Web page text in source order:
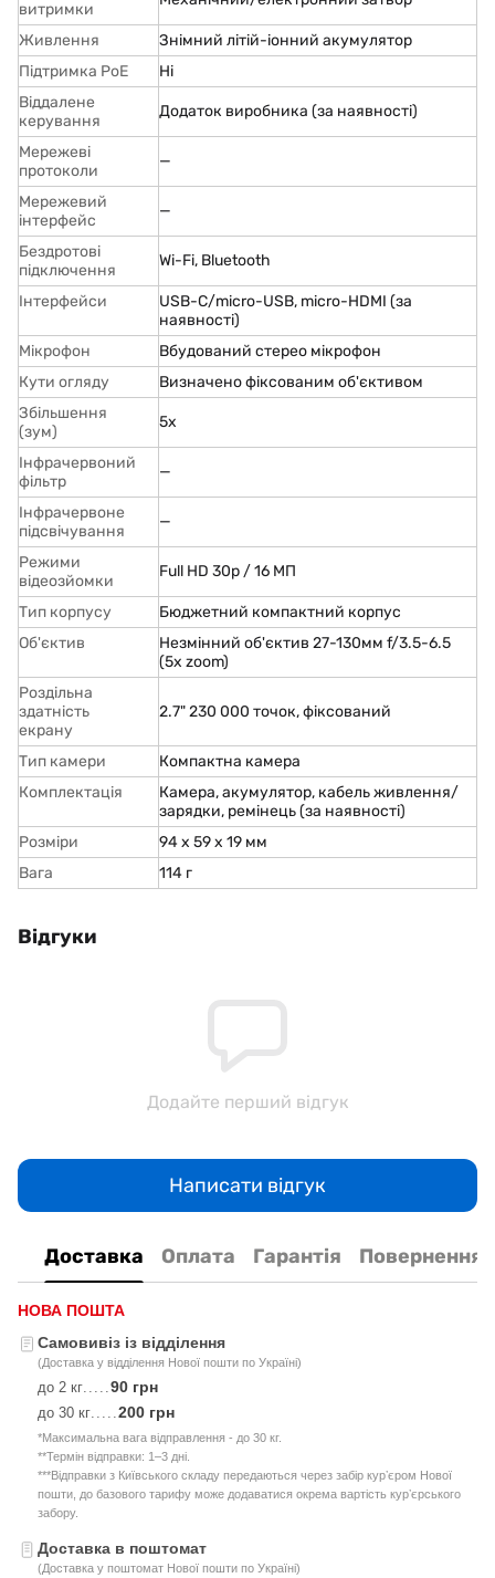
витримки
Живлення
Знімний літій-іонний акумулятор
Підтримка PoЕ
Ні
Віддалене
керування
Додаток виробника (за наявності)
Мережеві
протоколи
—
Мережевий
інтерфейс
—
Бездротові
підключення
Wi-Fi, Bluetooth
Інтерфейси
USB-C/micro-USB, micro-HDMI (за
наявності)
Мікрофон
Вбудований стерео мікрофон
Кути огляду
Визначено фіксованим об'єктивом
Збільшення
(зум)
5x
Інфрачервоний
фільтр
—
Інфрачервоне
підсвічування
—
Режими
відеозйомки
Full HD 30p / 16 МП
Тип корпусу
Бюджетний компактний корпус
Об'єктив
Незмінний об'єктив 27-130мм f/3.5-6.5
(5x zoom)
Роздільна
здатність
екрану
2.7" 230 000 точок, фіксований
Тип камери
Компактна камера
Комплектація
Камера, акумулятор, кабель живлення/
зарядки, ремінець (за наявності)
Розміри
94 x 59 x 19 мм
Вага
114 г
Відгуки
Додайте перший відгук
Написати відгук
Доставка Оплата Гарантія Повернення
НОВА ПОШТА
Самовивіз із відділення
(Доставка у відділення Нової пошти по Україні)
до 2 кг.....90 грн
до 30 кг.....200 грн
*Максимальна вага відправлення - до 30 кг.
**Термін відправки: 1–3 дні.
***Відправки з Київського складу передаються через забір курʼєром Нової
пошти, до базового тарифу може додаватися окрема вартість курʼєрського
забору.
Доставка в поштомат
(Доставка у поштомат Нової пошти по Україні)